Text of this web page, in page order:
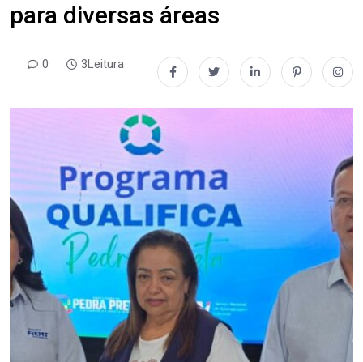
para diversas áreas
0 3Leitura